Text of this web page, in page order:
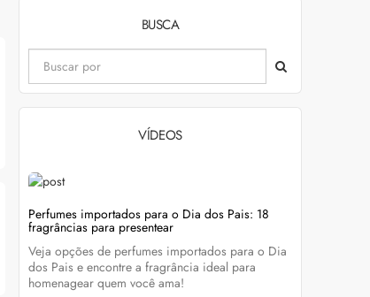
BUSCA
VÍDEOS
Perfumes importados para o Dia dos Pais: 18
fragrâncias para presentear
Veja opções de perfumes importados para o Dia
dos Pais e encontre a fragrância ideal para
homenagear quem você ama!